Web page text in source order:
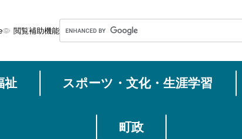
閲覧補助機能
o
祉 スポーツ・文化・生涯学習
町政